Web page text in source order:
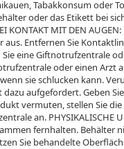
Tabakkonsum oder
oder das Etikett bei
KONTAKT MIT DEN
aus. Entfernen Sie
Sie eine Giftnotrufzentrale
oder einen Arzt
sie schlucken kann.
dazu aufgefordert. Geben
vermuten, stellen Sie
an. PHYSIKALISCHE
fernhalten. Behälter
Sie behandelte